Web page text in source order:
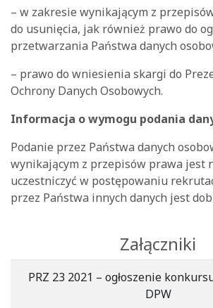
– w zakresie wynikającym z
do usunięcia, jak również prawo do
przetwarzania Państwa danych
– prawo do wniesienia skargi do
Ochrony Danych Osobowych.
Informacja o wymogu podania
Podanie przez Państwa danych
wynikającym z przepisów prawa jest
uczestniczyć w postępowaniu
przez Państwa innych danych jest
Załączniki
PRZ 23 2021 – ogłoszenie
DPW